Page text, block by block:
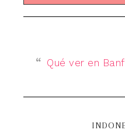
Qué ver en